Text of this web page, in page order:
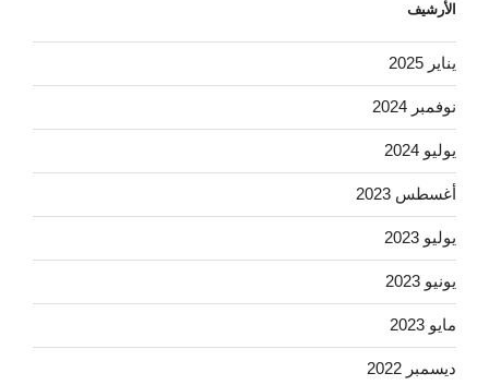
الأرشيف
يناير 2025
نوفمبر 2024
يوليو 2024
أغسطس 2023
يوليو 2023
يونيو 2023
مايو 2023
ديسمبر 2022